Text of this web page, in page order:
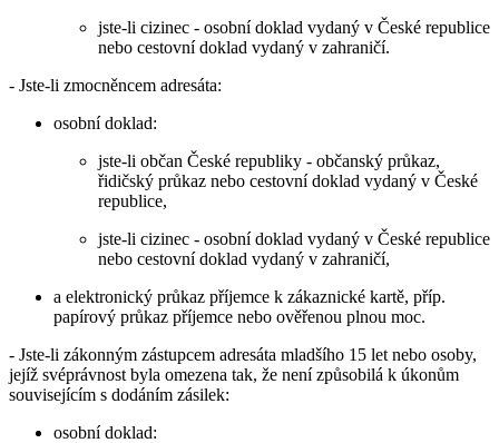
jste-li cizinec - osobní doklad vydaný v České republice
nebo cestovní doklad vydaný v zahraničí.
- Jste-li zmocněncem adresáta:
osobní doklad:
jste-li občan České republiky - občanský průkaz,
řidičský průkaz nebo cestovní doklad vydaný v České
republice,
jste-li cizinec - osobní doklad vydaný v České republice
nebo cestovní doklad vydaný v zahraničí,
a elektronický průkaz příjemce k zákaznické kartě, příp.
papírový průkaz příjemce nebo ověřenou plnou moc.
- Jste-li zákonným zástupcem adresáta mladšího 15 let nebo osoby,
jejíž svéprávnost byla omezena tak, že není způsobilá k úkonům
souvisejícím s dodáním zásilek:
osobní doklad: